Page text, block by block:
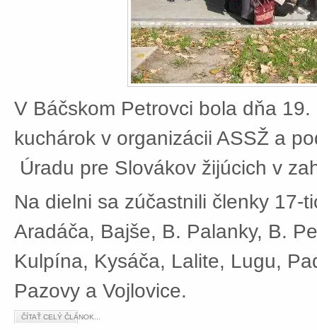
V Báčskom Petrovci bola dňa
kuchárok v organizácii ASSŽ a
Úradu pre Slovákov žijúcich v
Na dielni sa zúčastnili členky 17-
Aradáča, Bajše, B. Palanky, B.
Kulpína, Kysáča, Lalite, Lugu,
Pazovy a Vojlovice.
ČÍTAŤ CELÝ ČLÁNOK...